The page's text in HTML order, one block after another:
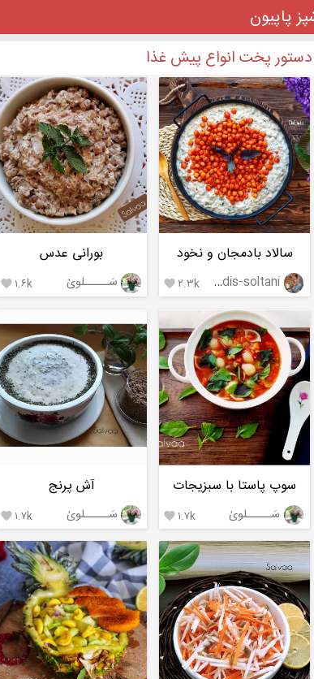
پاپیون
دستور پخت انواع پیش غذا
سالاد بادمجان و نخود
hadis-soltani ۲.۳k 
بورانی عدس
سَـــــلویٰ ۱.۶k
سوپ پاستا با سبزیجات
سَـــــلویٰ ۱.۷k
آش پرنج
سَـــــلویٰ ۱.۷k